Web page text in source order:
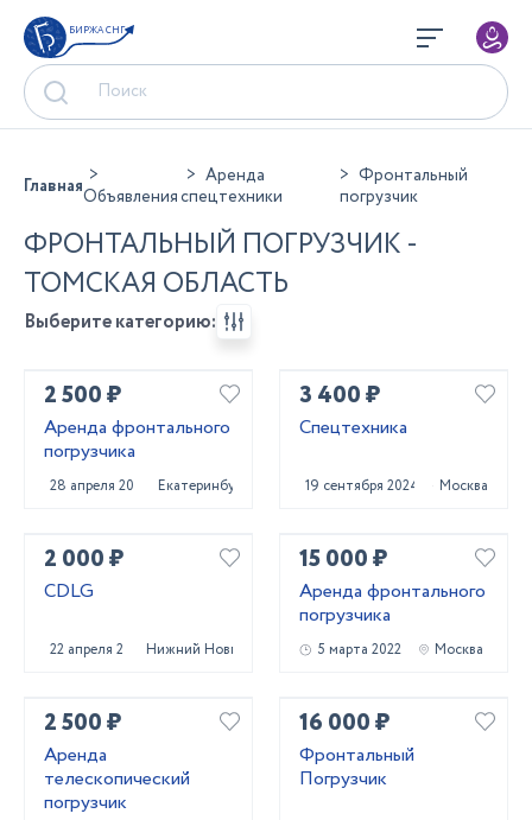
БИРЖА СНГ
ГлавнаяОбъявления
Аренда
спецтехники
Фронтальный
погрузчик
ФРОНТАЛЬНЫЙ ПОГРУЗЧИК -
ТОМСКАЯ ОБЛАСТЬ
Выберите категорию:
2 500 ₽
Аренда фронтального
погрузчика
28 апреля 2025 Екатеринбург
3 400 ₽
Спецтехника
19 сентября 2024 Москва
2 000 ₽
CDLG
22 апреля 2022 Нижний Новгород
15 000 ₽
Аренда фронтального
погрузчика
5 марта 2022 Москва
2 500 ₽
Аренда
телескопический
погрузчик
16 000 ₽
Фронтальный
Погрузчик